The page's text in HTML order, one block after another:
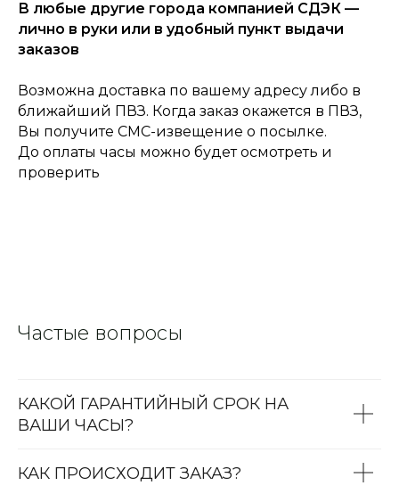
В любые другие города компанией СДЭК —
лично в руки или в удобный пункт выдачи
заказов
Возможна доставка по вашему адресу либо в
ближайший ПВЗ. Когда заказ окажется в ПВЗ,
Вы получите СМС-извещение о посылке.
До оплаты часы можно будет осмотреть и
проверить
Частые вопросы
КАКОЙ ГАРАНТИЙНЫЙ СРОК НА
ВАШИ ЧАСЫ?
КАК ПРОИСХОДИТ ЗАКАЗ?